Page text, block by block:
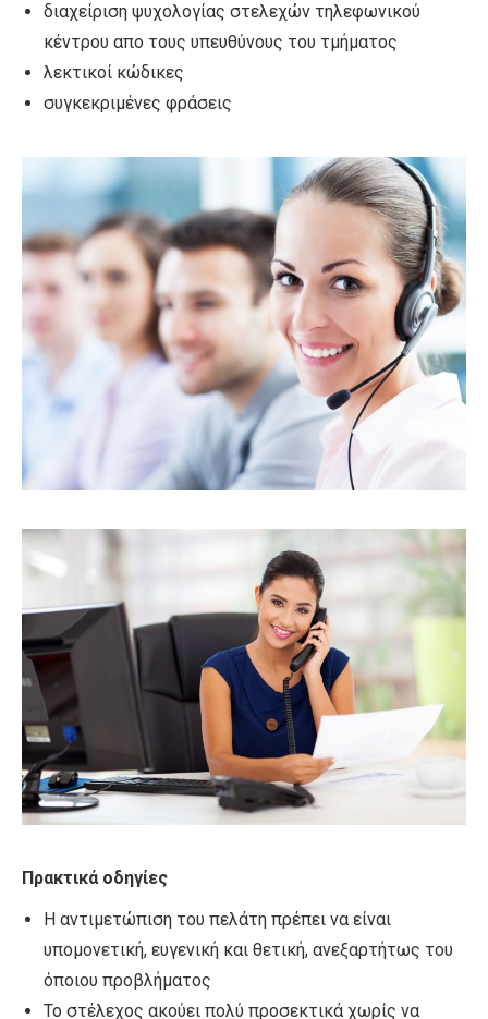
διαχείριση ψυχολογίας στελεχών τηλεφωνικού
κέντρου απο τους υπευθύνους του τμήματος
λεκτικοί κώδικες
συγκεκριμένες φράσεις
Πρακτικά οδηγίες
Η αντιμετώπιση του πελάτη πρέπει να είναι
υπομονετική, ευγενική και θετική, ανεξαρτήτως του
όποιου προβλήματος
Το στέλεχος ακούει πολύ προσεκτικά χωρίς να